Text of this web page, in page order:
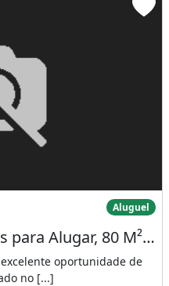
para Alugar, 80Aluguel
Casa com 2 Dormitórios para Alugar, 80 M² por R$ 1.350,00/Mês - Jardim Ouro Verde III
oportunidade de
no [...]